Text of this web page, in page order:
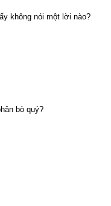
không nói một lời nào?
bò quý?